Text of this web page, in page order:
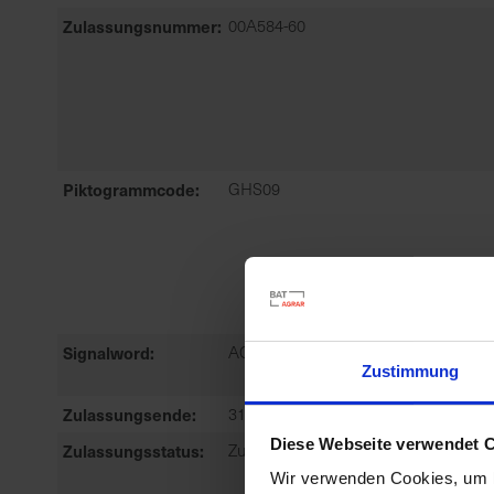
Zustimmung
Diese Webseite verwendet
Wir verwenden Cookies,
Zulassungsnummer 00A584-60
Piktogrammcode
GHS09
Signalword
ACHTUNG
Zulassungsende 31.05.2028
Zulassungsstatus Zugelassen